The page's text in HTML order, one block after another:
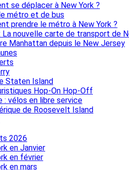
se déplacer à New York ?
métro et de bus
prendre le métro à New York ?
La nouvelle carte de transport de
Manhattan depuis le New Jersey
Staten Island
Hop-On Hop-Off
: vélos en libre service
de Roosevelt Island
2026
en Janvier
en février
en mars